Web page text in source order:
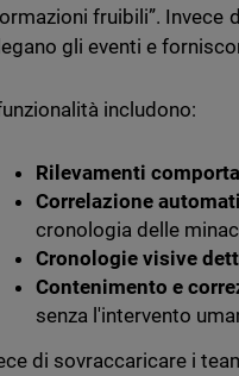
fruibili”.
gli eventi e
includono:
Rilevamenti
Correlazione
cronologia delle
Cronologie visive
Contenimento e
senza l'intervento
di sovraccaricare i